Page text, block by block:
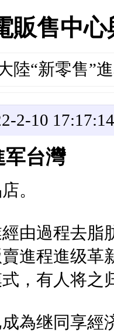
販售中
陸“新零售”
2-10 17:17:14
军台灣
。
由過程去脂
進程進级革
，有人将之
為继同享經